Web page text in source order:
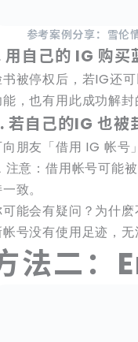
参考案例分享： 雪伦
用自己的 IG 购买
被停权后，若IG还
，也有用此成功解封
若自己的IG 也被
朋友「借用 IG 帐号
意：借用帐号可能
致。
能会有疑问？为什
号没有使用足迹，无
法二